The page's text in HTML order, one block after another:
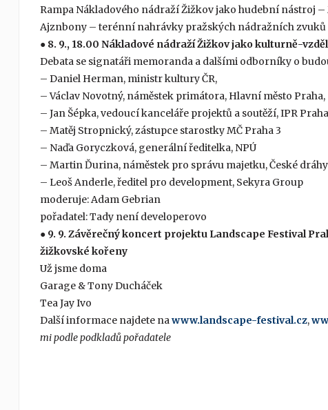
Rampa Nákladového nádraží Žižkov jako hudební nástroj –
Ajznbony – terénní nahrávky pražských nádražních zvuků
● 8. 9., 18.00 Nákladové nádraží Žižkov jako kulturně-
Debata se signatáři memoranda a dalšími odborníky o
– Daniel Herman, ministr kultury ČR,
– Václav Novotný, náměstek primátora, Hlavní město Praha,
– Jan Šépka, vedoucí kanceláře projektů a soutěží, IPR
– Matěj Stropnický, zástupce starostky MČ Praha 3
– Naďa Goryczková, generální ředitelka, NPÚ
– Martin Ďurina, náměstek pro správu majetku, České dráhy
– Leoš Anderle, ředitel pro development, Sekyra Group
moderuje: Adam Gebrian
pořadatel: Tady není developerovo
● 9. 9. Závěrečný koncert projektu Landscape Festival
žižkovské kořeny
Už jsme doma
Garage & Tony Ducháček
Tea Jay Ivo
Další informace najdete nawww.landscape-festival.cz,
mi podle podkladů pořadatele